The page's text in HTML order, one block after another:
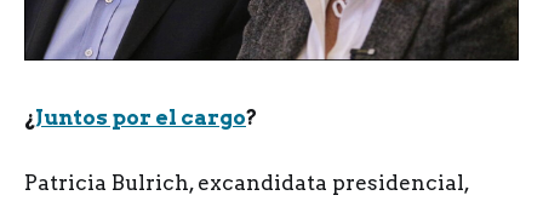
¿Juntos por el cargo?
Patricia Bulrich, excandidata presidencial,